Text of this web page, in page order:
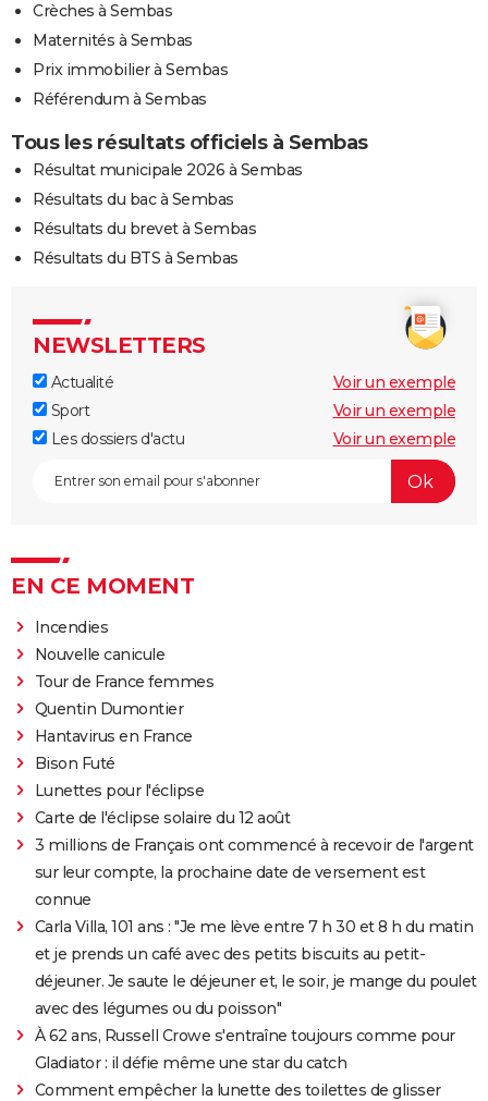
Crèches à Sembas
Maternités à Sembas
Prix immobilier à Sembas
Référendum à Sembas
Tous les résultats officiels à Sembas
Résultat municipale 2026 à Sembas
Résultats du bac à Sembas
Résultats du brevet à Sembas
Résultats du BTS à Sembas
NEWSLETTERS
Actualité
Voir un exemple
Sport
Voir un exemple
Les dossiers d'actu
Voir un exemple
EN CE MOMENT
Incendies
Nouvelle canicule
Tour de France femmes
Quentin Dumontier
Hantavirus en France
Bison Futé
Lunettes pour l'éclipse
Carte de l'éclipse solaire du 12 août
3 millions de Français ont commencé à recevoir de l'argent
sur leur compte, la prochaine date de versement est
connue
Carla Villa, 101 ans : "Je me lève entre 7 h 30 et 8 h du matin
et je prends un café avec des petits biscuits au petit-
déjeuner. Je saute le déjeuner et, le soir, je mange du poulet
avec des légumes ou du poisson"
À 62 ans, Russell Crowe s'entraîne toujours comme pour
Gladiator : il défie même une star du catch
Comment empêcher la lunette des toilettes de glisser